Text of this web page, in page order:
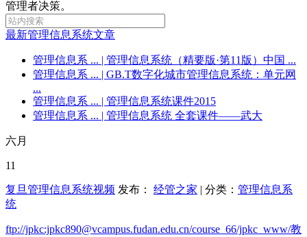
管理者决策。
最新管理信息系统文章
管理信息系 ... | 管理信息系统（精要版·第11版）中国 ...
管理信息系 ... | GB.T数字化城市管理信息系统：单元网
...
管理信息系 ... | 管理信息系统课件2015
管理信息系 ... | 管理信息系统 全套课件——武大
六月
11
复旦管理信息系统视频 发布： 经管之家 | 分类： 管理信息系
统
ftp://jpkc:jpkc890@vcampus.fudan.edu.cn/course_66/jpkc_www/教